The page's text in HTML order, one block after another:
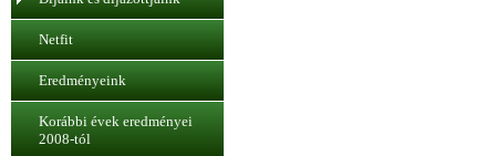
Netfit
Eredményeink
Korábbi évek eredményei
2008-tól